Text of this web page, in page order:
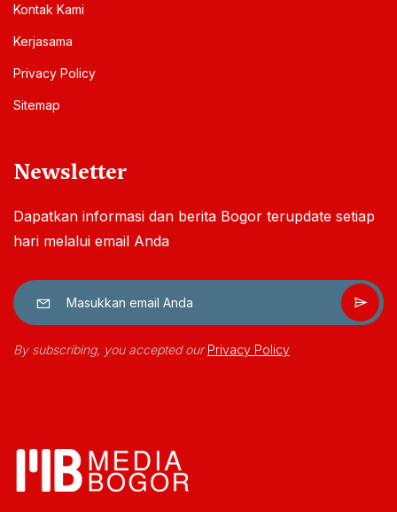
Kontak Kami
Kerjasama
Privacy Policy
Sitemap
Newsletter
Dapatkan informasi dan berita Bogor terupdate setiap
hari melalui email Anda
By subscribing, you accepted ourPrivacy Policy